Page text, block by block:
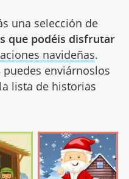
una selección de
que podéis disfrutar
navideñas.
enviárnoslos
lista de historias